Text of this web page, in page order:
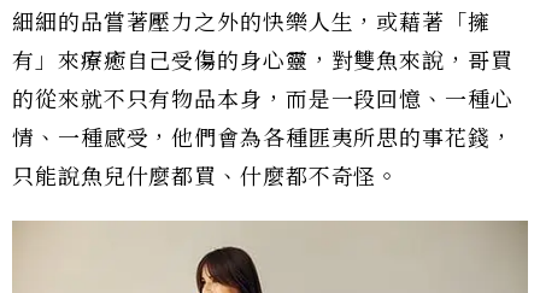
細細的品嘗著壓力之外的快樂人生，或藉著「擁
有」來療癒自己受傷的身心靈，對雙魚來說，哥買
的從來就不只有物品本身，而是一段回憶、一種心
情、一種感受，他們會為各種匪夷所思的事花錢，
只能說魚兒什麼都買、什麼都不奇怪。